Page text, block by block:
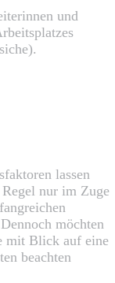
und
lassen
nur im Zuge
möchten
mit Blick auf eine
beachten